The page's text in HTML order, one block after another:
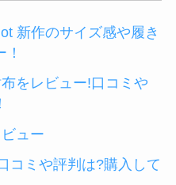
新作のサイズ感や履き
をレビュー!口コミや
ュー
コミや評判は?購入して